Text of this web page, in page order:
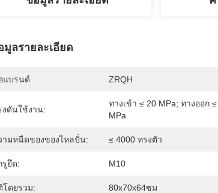
มูลรายละเอียด
แบรนด์ ZRQH
งดันใช้งาน:
ทางเข้า ≤ 20 MPa; ทางออก
MPa
ามหนืดของของไหลปั่น: ≤ 4000 ทรงตัว
รูยึด: M10
โดยรวม: 80x70x64ซม